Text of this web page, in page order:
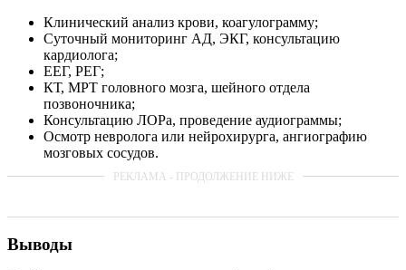
Клинический анализ крови, коагулограмму;
Суточный мониторинг АД, ЭКГ, консультацию
кардиолога;
ЕЕГ, РЕГ;
КТ, МРТ головного мозга, шейного отдела
позвоночника;
Консультацию ЛОРа, проведение аудиограммы;
Осмотр невролога или нейрохирурга, ангиографию
мозговых сосудов.
Выводы